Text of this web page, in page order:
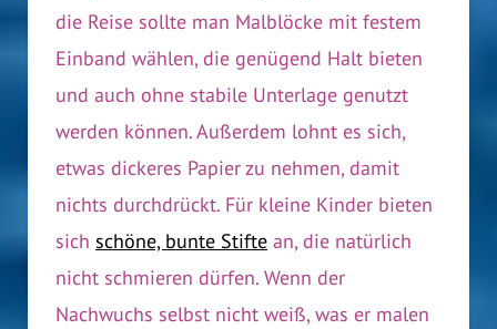
die Reise sollte man Malblöcke mit festem
Einband wählen, die genügend Halt bieten
und auch ohne stabile Unterlage genutzt
werden können. Außerdem lohnt es sich,
etwas dickeres Papier zu nehmen, damit
nichts durchdrückt. Für kleine Kinder bieten
sich schöne, bunte Stifte an, die natürlich
nicht schmieren dürfen. Wenn der
Nachwuchs selbst nicht weiß, was er malen